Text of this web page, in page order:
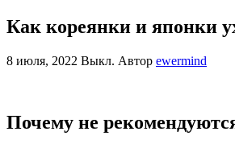
Как кореянки и японки
8 июля, 2022 Выкл. Автор ewermind
Почему не